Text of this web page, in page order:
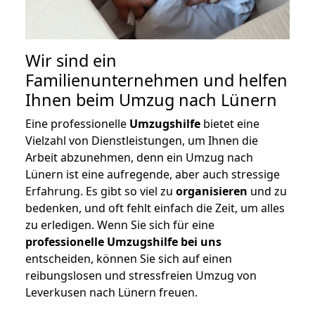
Wir sind ein
Familienunternehmen und helfen
Ihnen beim Umzug nach Lünern
Eine professionelle Umzugshilfe bietet eine
Vielzahl von Dienstleistungen, um Ihnen die
Arbeit abzunehmen, denn ein Umzug nach
Lünern ist eine aufregende, aber auch stressige
Erfahrung. Es gibt so viel zu organisieren und zu
bedenken, und oft fehlt einfach die Zeit, um alles
zu erledigen. Wenn Sie sich für eine
professionelle Umzugshilfe bei uns
entscheiden, können Sie sich auf einen
reibungslosen und stressfreien Umzug von
Leverkusen nach Lünern freuen.